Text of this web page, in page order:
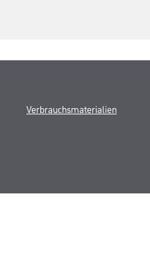
Verbrauchsmaterialien